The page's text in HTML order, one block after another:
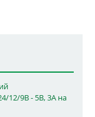
12/9В - 5В, 3А на